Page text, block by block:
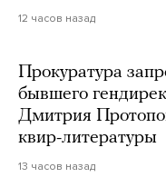
12 часов назад
Прокуратура
бывшего
Дмитрия
квир-литературы
13 часов назад